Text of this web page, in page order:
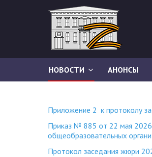
НОВОСТИ АНОНСЫ
Приложение 2 к протоколу
Приказ № 885 от 22 мая 2026
общеобразовательных
Протокол заседания жюри